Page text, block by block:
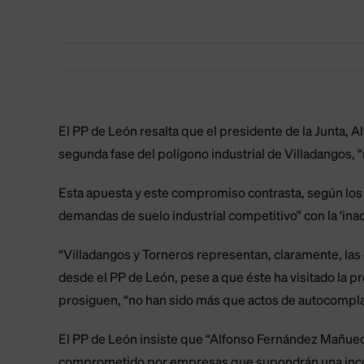
El PP de León resalta que el presidente de la Junta,
segunda fase del polígono industrial de Villadangos,
Esta apuesta y este compromiso contrasta, según
demandas de suelo industrial competitivo” con la
“Villadangos y Torneros representan, claramente,
desde el PP de León, pese a que éste ha visitado la
prosiguen, “no han sido más que actos de
El PP de León insiste que “Alfonso Fernández